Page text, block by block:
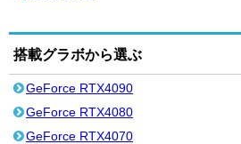
搭載グラボから選ぶ
GeForce RTX4090
GeForce RTX4080
GeForce RTX4070